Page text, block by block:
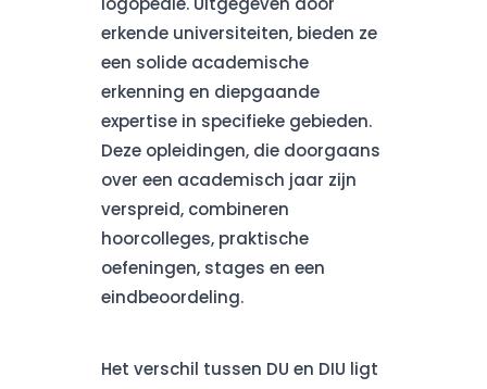
erkende universiteiten, bieden ze
een solide academische
erkenning en diepgaande
expertise in specifieke gebieden.
Deze opleidingen, die doorgaans
over een academisch jaar zijn
verspreid, combineren
hoorcolleges, praktische
oefeningen, stages en een
eindbeoordeling.
Het verschil tussen DU en DIU ligt